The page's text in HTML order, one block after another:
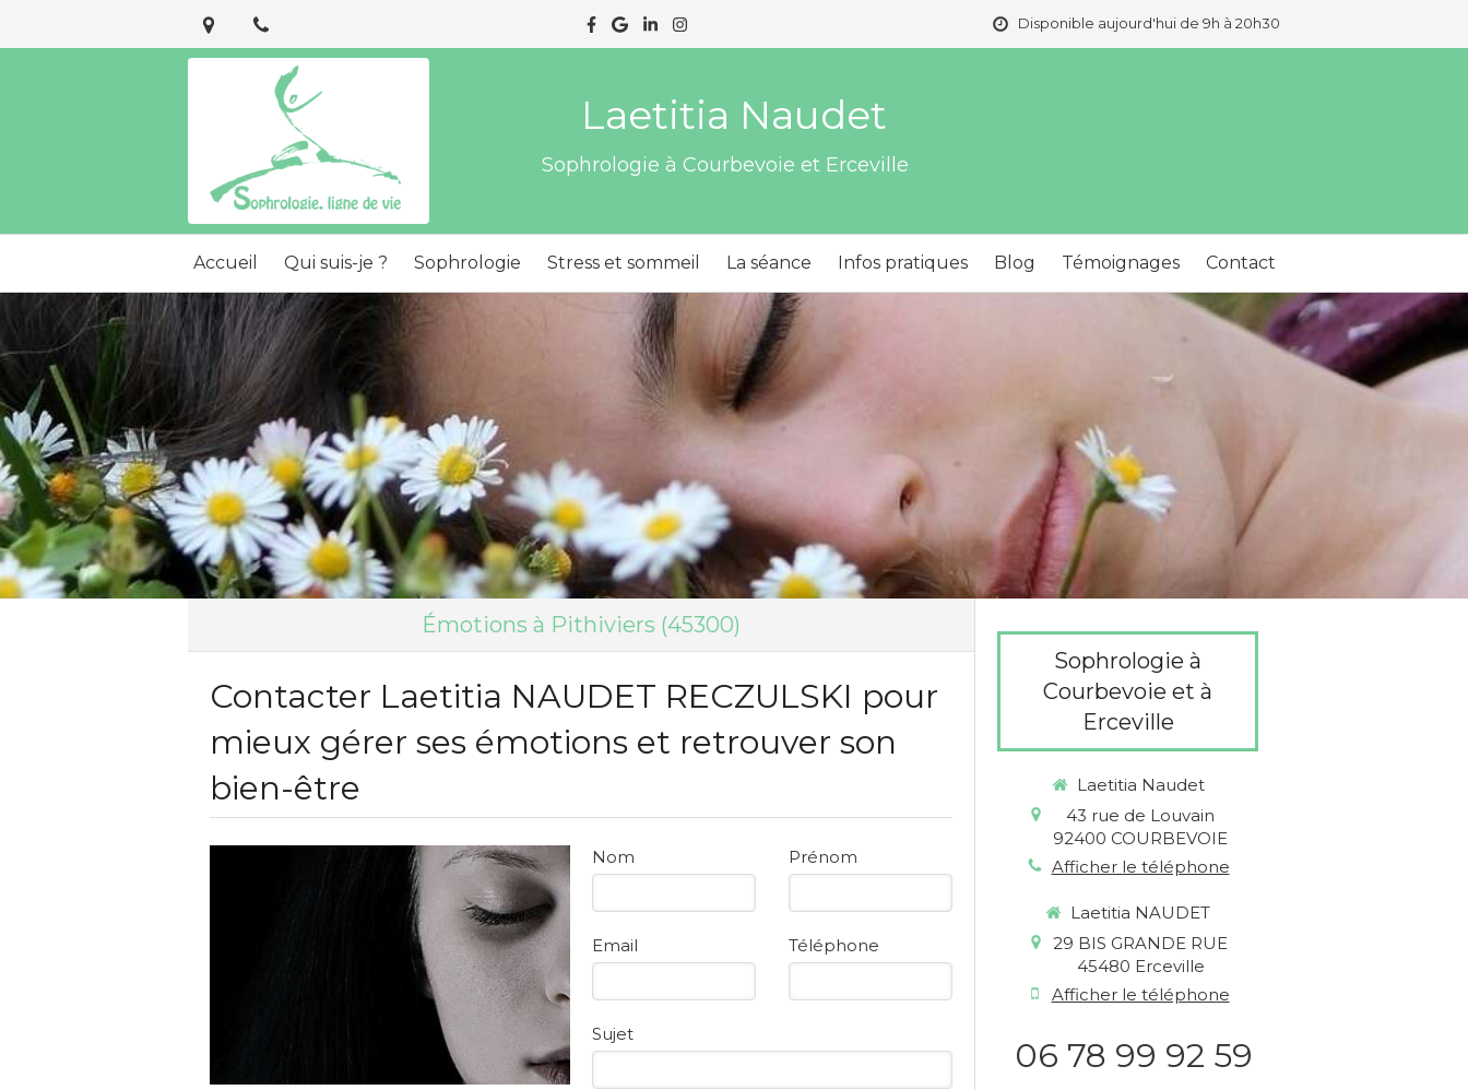
Disponible aujourd'hui de 9h à 20h30
Laetitia Naudet
Sophrologie à Courbevoie et Erceville
Accueil Qui suis-je ? Sophrologie Stress et sommeil La séance Infos pratiques Blog Témoignages Contact
Émotions à Pithiviers (45300)
Contacter Laetitia NAUDET RECZULSKI pour
mieux gérer ses émotions et retrouver son
bien-être
Nom Prénom
Email Téléphone
Sujet
Sophrologie à
Courbevoie et à
Erceville
Laetitia Naudet
43 rue de Louvain
92400 COURBEVOIE
Afficher le téléphone
Laetitia NAUDET
29 BIS GRANDE RUE
45480 Erceville
Afficher le téléphone
06 78 99 92 59